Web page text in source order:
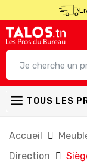
TOUS LES
Accueil
Direction